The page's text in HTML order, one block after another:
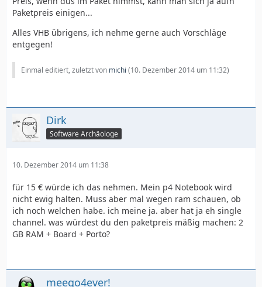
Paketpreis einigen...
Alles VHB übrigens, ich nehme gerne auch Vorschläge
entgegen!
Einmal editiert, zuletzt von michi (10. Dezember 2014 um 11:32)
Dirk
Software Archäologe
10. Dezember 2014 um 11:38
für 15 € würde ich das nehmen. Mein p4 Notebook wird
nicht ewig halten. Muss aber mal wegen ram schauen, ob
ich noch welchen habe. ich meine ja. aber hat ja eh single
channel. was würdest du den paketpreis mäßig machen: 2
GB RAM + Board + Porto?
meego4ever!